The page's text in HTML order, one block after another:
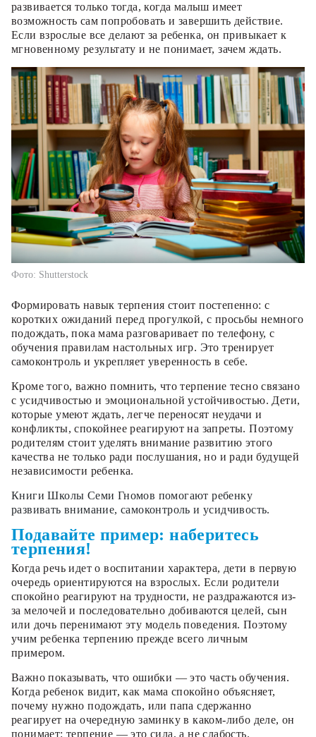
развивается только тогда, когда малыш имеет
возможность сам попробовать и завершить действие.
Если взрослые все делают за ребенка, он привыкает к
мгновенному результату и не понимает, зачем ждать.
Фото: Shutterstock
Формировать навык терпения стоит постепенно: с
коротких ожиданий перед прогулкой, с просьбы немного
подождать, пока мама разговаривает по телефону, с
обучения правилам настольных игр. Это тренирует
самоконтроль и укрепляет уверенность в себе.
Кроме того, важно помнить, что терпение тесно связано
с усидчивостью и эмоциональной устойчивостью. Дети,
которые умеют ждать, легче переносят неудачи и
конфликты, спокойнее реагируют на запреты. Поэтому
родителям стоит уделять внимание развитию этого
качества не только ради послушания, но и ради будущей
независимости ребенка.
Книги Школы Семи Гномов помогают ребенку
развивать внимание, самоконтроль и усидчивость.
Подавайте пример: наберитесь
терпения!
Когда речь идет о воспитании характера, дети в первую
очередь ориентируются на взрослых. Если родители
спокойно реагируют на трудности, не раздражаются из-
за мелочей и последовательно добиваются целей, сын
или дочь перенимают эту модель поведения. Поэтому
учим ребенка терпению прежде всего личным
примером.
Важно показывать, что ошибки — это часть обучения.
Когда ребенок видит, как мама спокойно объясняет,
почему нужно подождать, или папа сдержанно
реагирует на очередную заминку в каком-либо деле, он
понимает: терпение — это сила, а не слабость.